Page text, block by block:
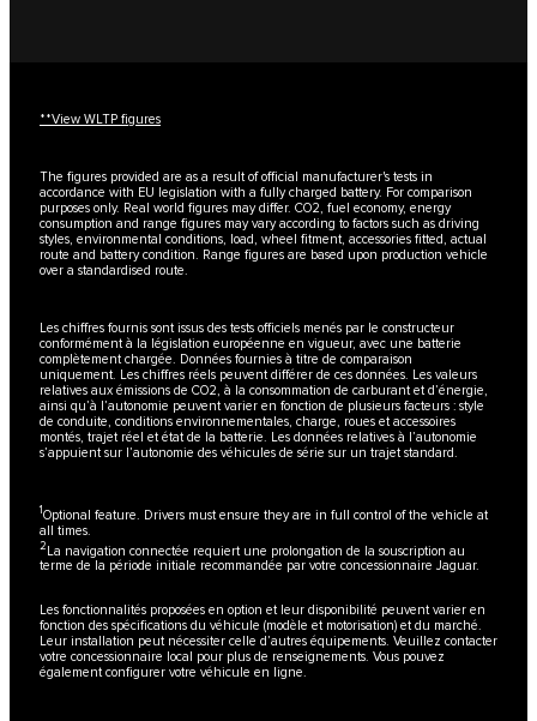
**View WLTP figures
The figures provided are as a result of official manufacturer's tests in
accordance with EU legislation with a fully charged battery. For comparison
purposes only. Real world figures may differ. CO2, fuel economy, energy
consumption and range figures may vary according to factors such as driving
styles, environmental conditions, load, wheel fitment, accessories fitted, actual
route and battery condition. Range figures are based upon production vehicle
over a standardised route.
Les chiffres fournis sont issus des tests officiels menés par le constructeur
conformément à la législation européenne en vigueur, avec une batterie
complètement chargée. Données fournies à titre de comparaison
uniquement. Les chiffres réels peuvent différer de ces données. Les valeurs
relatives aux émissions de CO2, à la consommation de carburant et d’énergie,
ainsi qu’à l’autonomie peuvent varier en fonction de plusieurs facteurs : style
de conduite, conditions environnementales, charge, roues et accessoires
montés, trajet réel et état de la batterie. Les données relatives à l’autonomie
s’appuient sur l’autonomie des véhicules de série sur un trajet standard.
1Optional feature. Drivers must ensure they are in full control of the vehicle at
all times.
2La navigation connectée requiert une prolongation de la souscription au
terme de la période initiale recommandée par votre concessionnaire Jaguar.
Les fonctionnalités proposées en option et leur disponibilité peuvent varier en
fonction des spécifications du véhicule (modèle et motorisation) et du marché.
Leur installation peut nécessiter celle d’autres équipements. Veuillez contacter
votre concessionnaire local pour plus de renseignements. Vous pouvez
également configurer votre véhicule en ligne.